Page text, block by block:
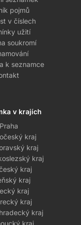
pojmů
v číslech
užití
soukromí
k seznamce
v krajích
Praha
kraj
kraj
kraj
kraj
kraj
kraj
kraj
kraj
kraj